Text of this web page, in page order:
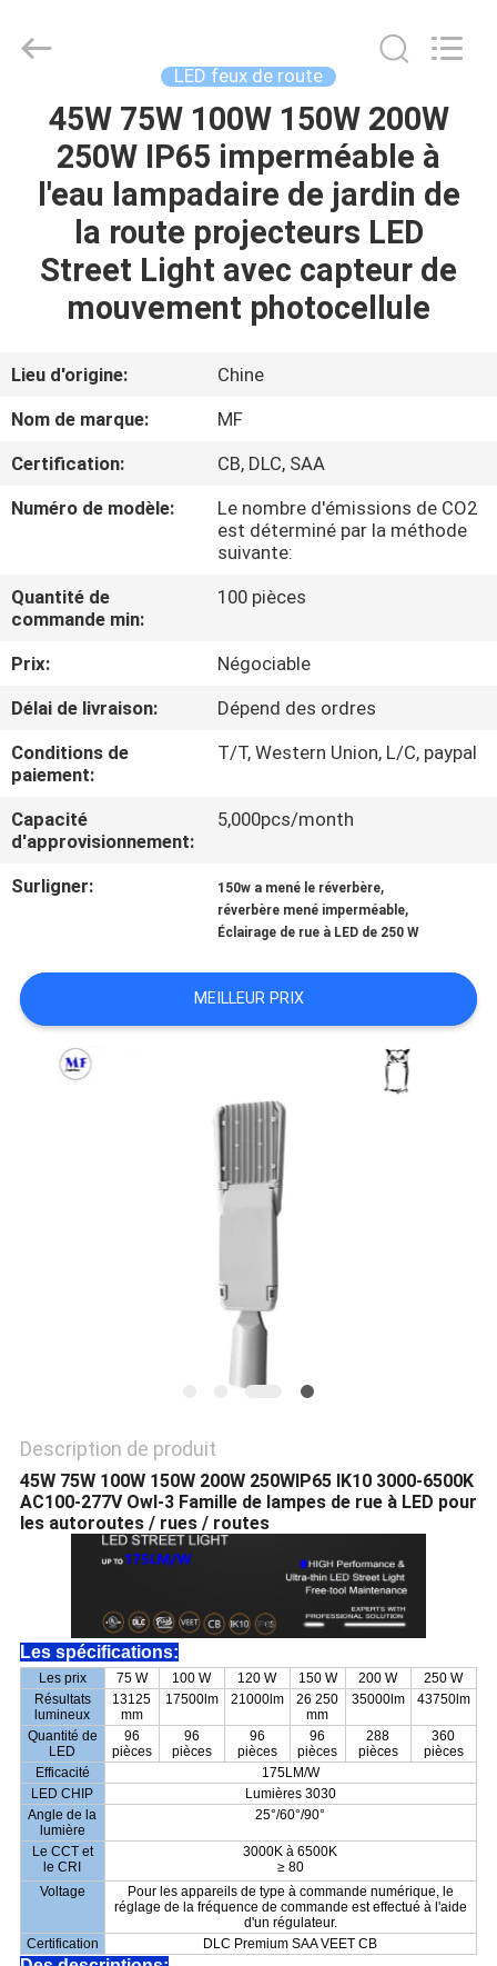
MAISON
PRODUITS
VIDÉOS
PROPOS
DE
VISITE
CONTRÔLE
DE
QUALITÉ
CONTACTEZ-
NOUS
DEMANDEZ
PLAN
Ming
Feng
Reserved.
LED feux de route
45W 75W 100W 150W 200W
250W IP65 imperméable à
l'eau lampadaire de jardin de
la route projecteurs LED
Street Light avec capteur de
mouvement photocellule
Lieu d'origine:
Chine
Nom de marque:
MF
Certification:
CB, DLC, SAA
Numéro de modèle:
Le nombre d'émissions de CO2
est déterminé par la méthode
suivante:
Quantité de
commande min:
100 pièces
Prix:
Négociable
Délai de livraison:
Dépend des ordres
Conditions de
paiement:
T/T, Western Union, L/C, paypal
Capacité
d'approvisionnement:
5,000pcs/month
Surligner: 150w a mené le réverbère,
réverbère mené imperméable,
Éclairage de rue à LED de 250 W
MEILLEUR PRIX
Description de produit
45W 75W 100W 150W 200W 250WIP65 IK10 3000-6500K
AC100-277V Owl-3 Famille de lampes de rue à LED pour
les autoroutes / rues / routes
Les spécifications:
Les prix 75 W 100 W 120 W 150 W 200 W
250 W
Résultats
lumineux
13125
mm
17500lm 21000lm
26 250
mm
35000lm 43750lm
Quantité de
LED
96
pièces
96
pièces
96
pièces
96
pièces
288
pièces
360
pièces
Efficacité
175LM/W
LED CHIP
Lumières 3030
Angle de la
lumière
25°/60°/90°
Le CCT et
le CRI
3000K à 6500K
≥ 80
Voltage
Pour les appareils de type à commande numérique, le
réglage de la fréquence de commande est effectué à l'aide
d'un régulateur.
Certification
DLC Premium SAA VEET CB